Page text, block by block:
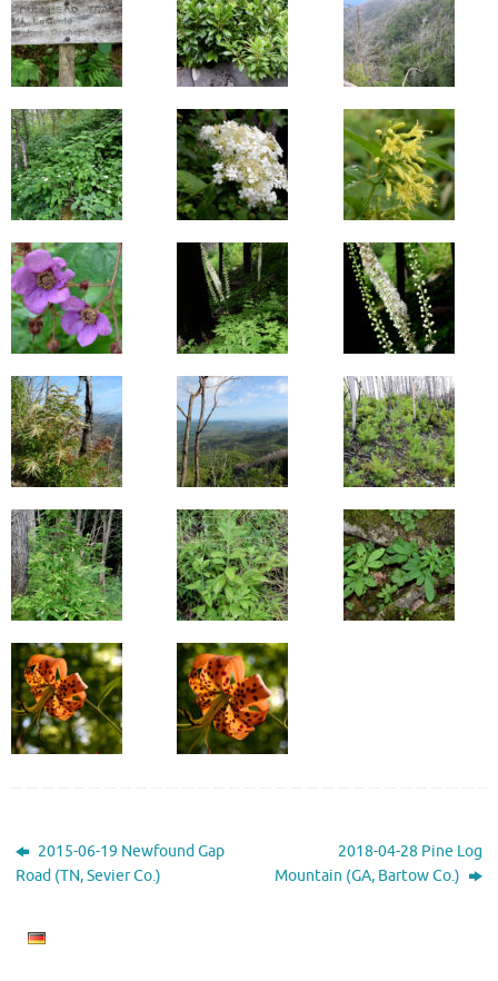
2015-06-19 Newfound Gap
Road (TN, Sevier Co.)
2018-04-28 Pine Log
Mountain (GA, Bartow Co.)